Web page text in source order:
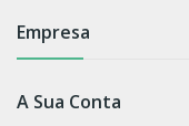
Empresa
A Sua Conta